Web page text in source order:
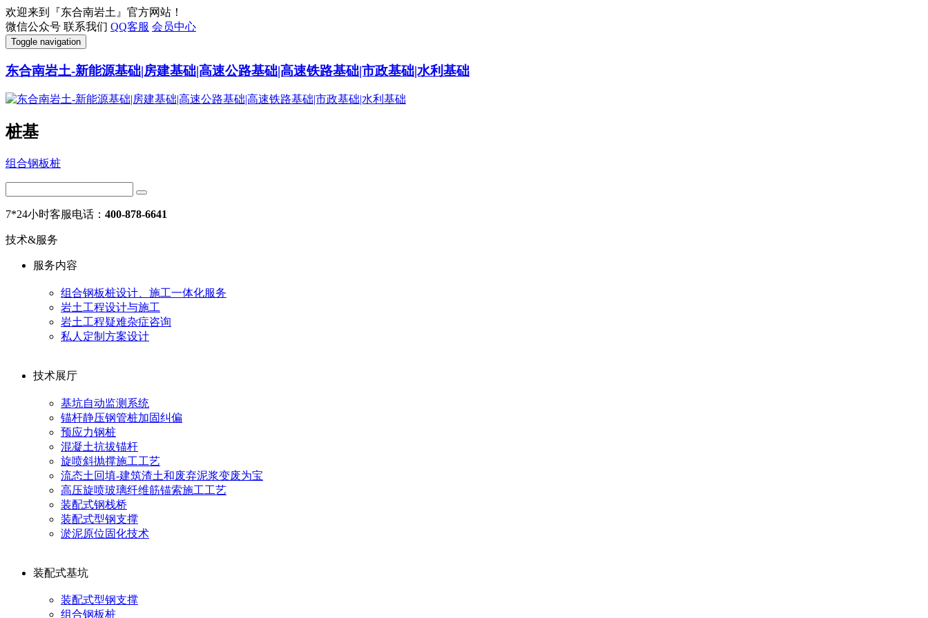
欢迎来到『东合南岩土』官方网站！
微信公众号 联系我们 QQ客服 会员中心
Toggle navigation
东合南岩土-新能源基础|房建基础|高速公路基础|高速铁路基础|市政基础|水利基础
桩基
组合钢板桩
7*24小时客服电话： 400-878-6641
技术&服务
服务内容
组合钢板桩设计、施工一体化服务
岩土工程设计与施工
岩土工程疑难杂症咨询
私人定制方案设计
技术展厅
基坑自动监测系统
锚杆静压钢管桩加固纠偏
预应力钢桩
混凝土抗拔锚杆
旋喷斜抛撑施工工艺
流态土回填-建筑渣土和废弃泥浆变废为宝
高压旋喷玻璃纤维筋锚索施工工艺
装配式钢栈桥
装配式型钢支撑
淤泥原位固化技术
装配式基坑
装配式型钢支撑
组合钢板桩